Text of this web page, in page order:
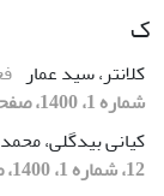
ک
کلانتر، سید عمار
شماره 1، 1400، صفحه 213-237]
کیانی بیدگلی،
12، شماره 1، 1400، صفحه 239-260]